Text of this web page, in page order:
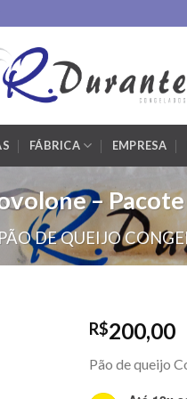
FÁBRICA EMPRESA
–
PÃO DE QUEIJO
R$200,00
Pão de queijo